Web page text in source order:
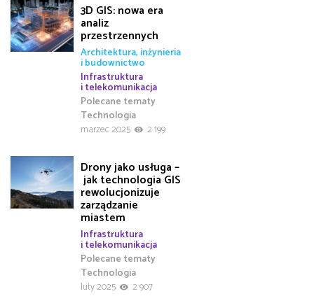
3D GIS: nowa era
analiz
przestrzennych
Architektura, inżynieria
i budownictwo
Infrastruktura
i telekomunikacja
Polecane tematy
Technologia
marzec 2025
2 199
Drony jako usługa –
jak technologia GIS
rewolucjonizuje
zarządzanie
miastem
Infrastruktura
i telekomunikacja
Polecane tematy
Technologia
luty 2025
2 907